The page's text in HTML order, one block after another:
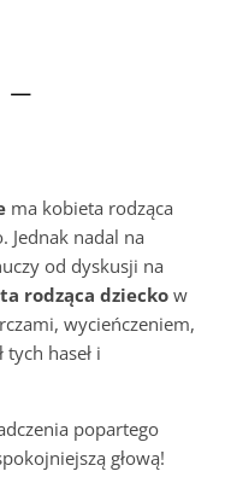
ma kobieta rodząca
Jednak nadal na
od dyskusji na
rodząca dziecko w
wycieńczeniem,
haseł i
popartego
głową!